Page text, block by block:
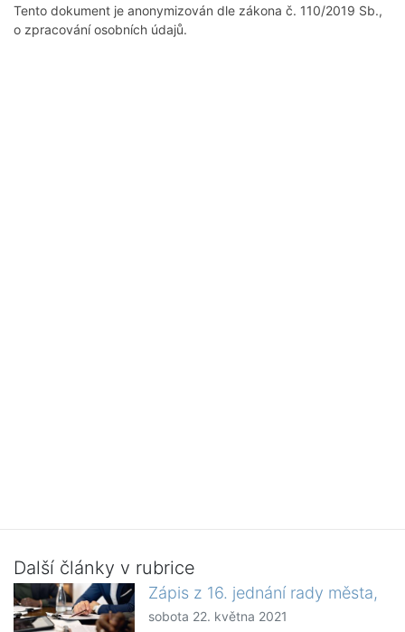
Tento dokument je anonymizován dle zákona č. 110/2019 Sb.,
o zpracování osobních údajů.
Další články v rubrice
Zápis z 16. jednání rady města,
sobota 22. května 2021